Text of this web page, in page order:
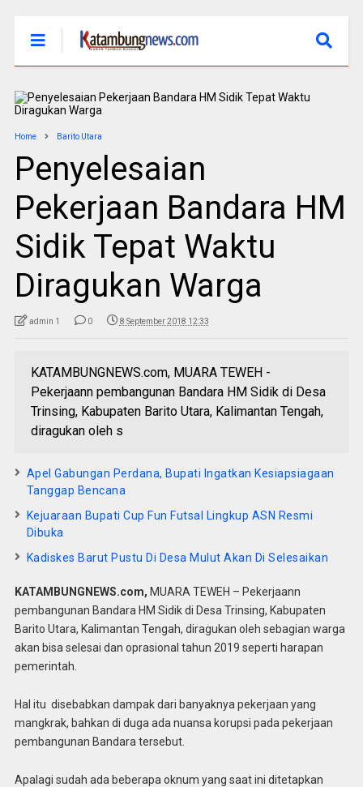
Home Barito Utara
Penyelesaian
Pekerjaan Bandara HM
Sidik Tepat Waktu
Diragukan Warga
admin 1 0 8 September 2018 12:33
KATAMBUNGNEWS.com, MUARA TEWEH -
Pekerjaann pembangunan Bandara HM Sidik di Desa
Trinsing, Kabupaten Barito Utara, Kalimantan Tengah,
diragukan oleh s
Apel Gabungan Perdana, Bupati Ingatkan Kesiapsiagaan
Tanggap Bencana
Kejuaraan Bupati Cup Fun Futsal Lingkup ASN Resmi
Dibuka
Kadiskes Barut Pustu Di Desa Mulut Akan Di Selesaikan
KATAMBUNGNEWS.com, MUARA TEWEH – Pekerjaann
pembangunan Bandara HM Sidik di Desa Trinsing, Kabupaten
Barito Utara, Kalimantan Tengah, diragukan oleh sebagian warga
akan bisa selesai dan oprasional tahun 2019 seperti harapan
pemerintah.
Hal itu disebabkan dampak dari banyaknya pekerjaan yang
mangkrak, bahkan di duga ada nuansa korupsi pada pekerjaan
pembangunan Bandara tersebut.
Apalagi sudah ada beberapa oknum yang saat ini ditetapkan